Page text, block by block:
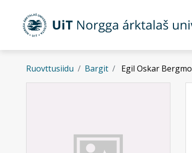
Gå til hovedinnhold
Ruovttusiidu Bargit Egil Oskar Bergmo